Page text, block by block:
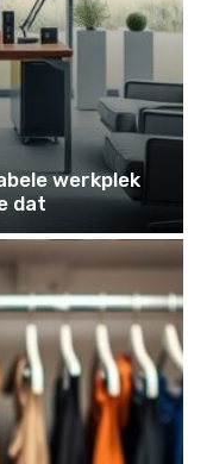
werkplek
dat